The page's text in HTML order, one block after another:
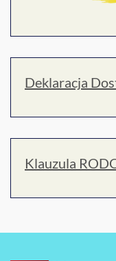
Deklaracja
Klauzula